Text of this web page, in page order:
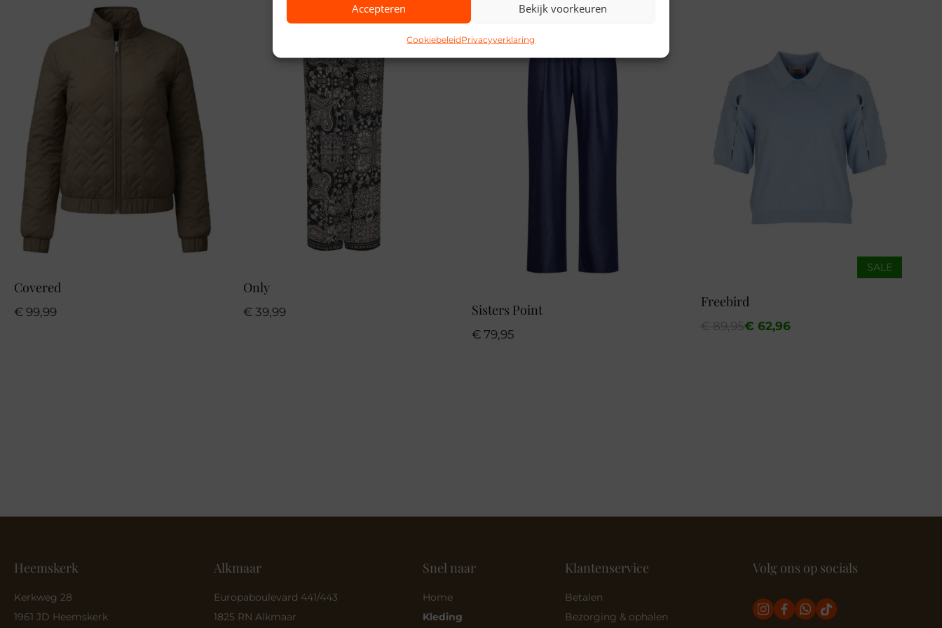
Accepteren Bekijk voorkeuren
CookiebeleidPrivacyverklaring
Covered
€ 99,99
Only
€39,99 Sisters Point
€ 79,95
SALE
Freebird
€89,95
Oorspronkelijke
€ 62,96
Huidige
Heemskerk
Kerkweg 28
1961 JD Heemskerk
Alkmaar
Europaboulevard 441/443
1825 RN Alkmaar
Snel naar
Home
Kleding
Klantenservice
Betalen
Bezorging & ophalen
Volg ons op socials